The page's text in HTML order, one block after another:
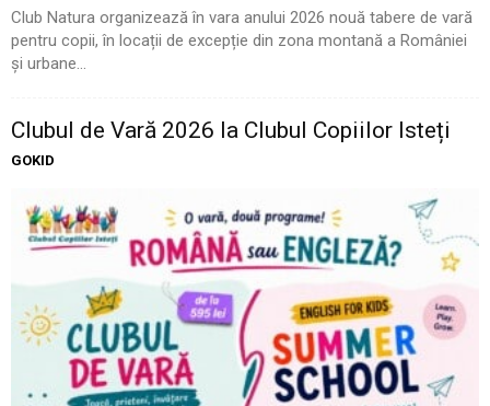
Club Natura organizează în vara anului 2026 nouă tabere de vară
pentru copii, în locații de excepție din zona montană a României
și urbane...
Clubul de Vară 2026 la Clubul Copiilor Isteți
GOKID